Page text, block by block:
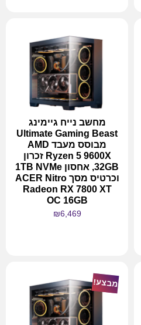
מחשב נייח גיימינג
Ultimate Gaming Beast
מבוסס מעבד AMD
Ryzen 5 9600X זכרון
32GB, אחסון 1TB NVMe
וכרטיס מסך ACER Nitro
Radeon RX 7800 XT
OC 16GB
₪6,469
מבצע!